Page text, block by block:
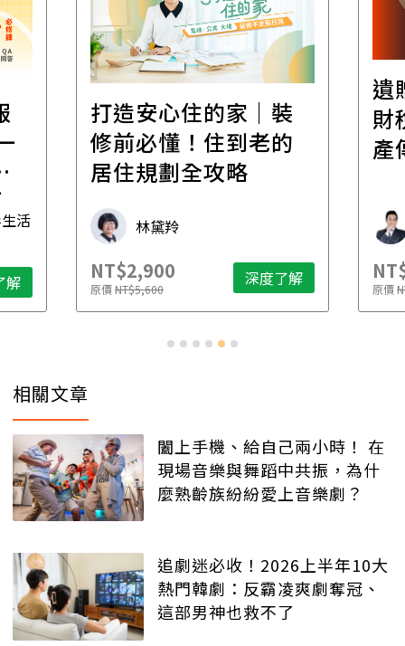
活
解
打造安心住的家｜裝
修前必懂！住到老的
居住規劃全攻略
林黛羚
NT$2,900
原價NT$5,600 深度了解
遺
財
產
原價
相關文章
闔上手機、給自己兩小時！ 在
現場音樂與舞蹈中共振，為什
麼熟齡族紛紛愛上音樂劇？
追劇迷必收！2026上半年10大
熱門韓劇：反霸凌爽劇奪冠、
這部男神也救不了